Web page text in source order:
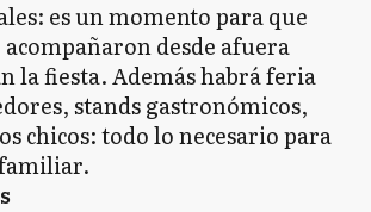
es un momento para que
desde afuera
la fiesta. Además habrá feria
stands gastronómicos,
chicos: todo lo necesario para